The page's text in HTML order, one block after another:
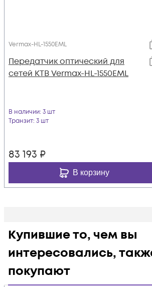
Vermax-HL-1550EML
Передатчик оптический для
сетей КТВ Vermax-HL-1550EML
В наличии: 3 шт
Транзит: 3 шт
83 193 ₽
В корзину
Купившие то, чем вы
интересовались,
покупают